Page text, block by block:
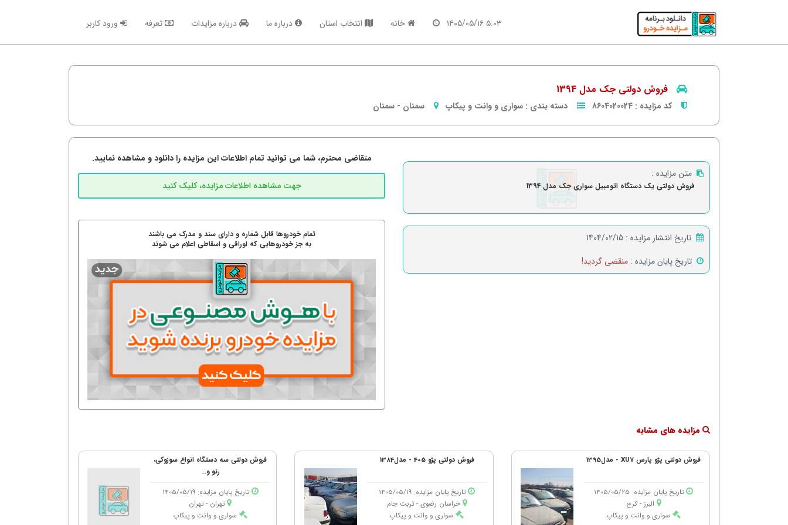
۵:۰۳ ۱۴۰۵/۰۵/۱۶ خانه انتخاب استان درباره ما درباره مزایدات تعرفه ورود کاربر
فروش دولتی جک مدل 1394
کد مزایده : 8604020024 دسته بندی : سواری و وانت و پیکاپ سمنان - سمنان
متن مزایده :
فروش دولتی یک دستگاه اتومبیل سواری جک مدل 1394
تاریخ انتشار مزایده : 1404/02/15
تاریخ پایان مزایده : منقضی گردید!
متقاضی محترم، شما می توانید تمام اطلاعات این مزایده را دانلود و مشاهده نمایید.
تمام خودروها قابل شماره و دارای سند و مدرک می باشند
به جز خودروهایی که اوراقی و اسقاطی اعلام می شوند
مزایده های مشابه
فروش دولتی پژو پارس XU7 - مدل1395
تاریخ پایان مزایده: 1405/05/25
البرز - كرج
سواری و وانت و پیکاپ
فروش دولتی پژو 405 - مدل1384
تاریخ پایان مزایده: 1405/05/19
خراسان رضوی - تربت جام
سواری و وانت و پیکاپ
فروش دولتی سه دستگاه انواع سوزوکی،
رنو و...
تاریخ پایان مزایده: 1405/05/19
تهران - تهران
سواری و وانت و پیکاپ